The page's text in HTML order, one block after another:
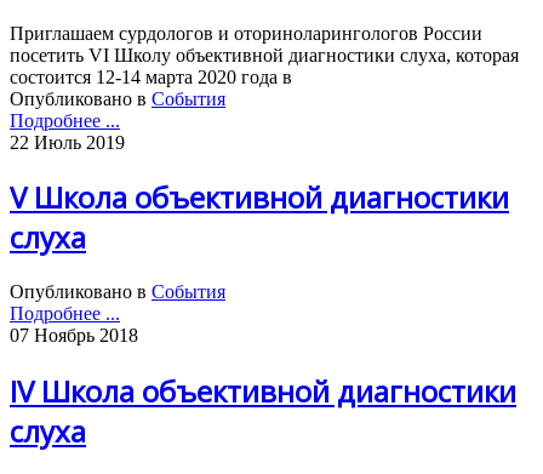
Приглашаем сурдологов и оториноларингологов России
посетить VI Школу объективной диагностики слуха, которая
состоится 12-14 марта 2020 года в
Опубликовано в События
Подробнее ...
22 Июль 2019
V Школа объективной диагностики
слуха
Опубликовано в События
Подробнее ...
07 Ноябрь 2018
IV Школа объективной диагностики
слуха